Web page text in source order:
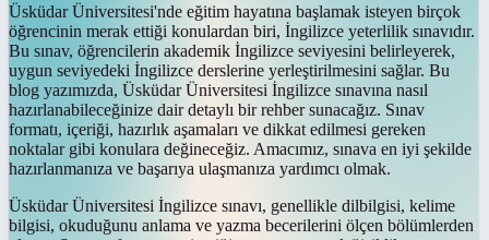
Üsküdar Üniversitesi'nde eğitim hayatına başlamak isteyen birçok
öğrencinin merak ettiği konulardan biri, İngilizce yeterlilik sınavıdır.
Bu sınav, öğrencilerin akademik İngilizce seviyesini belirleyerek,
uygun seviyedeki İngilizce derslerine yerleştirilmesini sağlar. Bu
blog yazımızda, Üsküdar Üniversitesi İngilizce sınavına nasıl
hazırlanabileceğinize dair detaylı bir rehber sunacağız. Sınav
formatı, içeriği, hazırlık aşamaları ve dikkat edilmesi gereken
noktalar gibi konulara değineceğiz. Amacımız, sınava en iyi şekilde
hazırlanmanıza ve başarıya ulaşmanıza yardımcı olmak.
Üsküdar Üniversitesi İngilizce sınavı, genellikle dilbilgisi, kelime
bilgisi, okuduğunu anlama ve yazma becerilerini ölçen bölümlerden